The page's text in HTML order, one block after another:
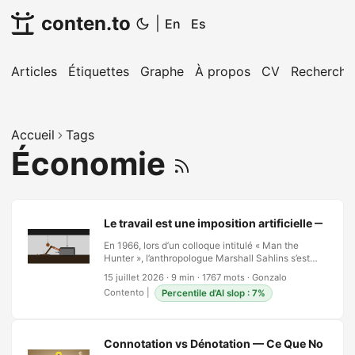
conten.to En Es
Articles Étiquettes Graphe À propos CV
Accueil Tags
Économie
Le travail est une imposition artificielle —
En 1966, lors d’un colloque intitulé « Man the
Hunter », l’anthropologue Marshall Sahlins s’est
levé avec des données que d’autres avaient déjà
rassemblées — le travail de terrain de Richard
Lee chez les Ju/‘hoansi du Kalahari, les études
vivant à la limite extrême de la subsistance,
15 juillet 2026 · 9 min · 1767 mots · Gonzalo
Contento
Percentile d'AI slop : 7%
Connotation vs Dénotation — Ce Que Nous